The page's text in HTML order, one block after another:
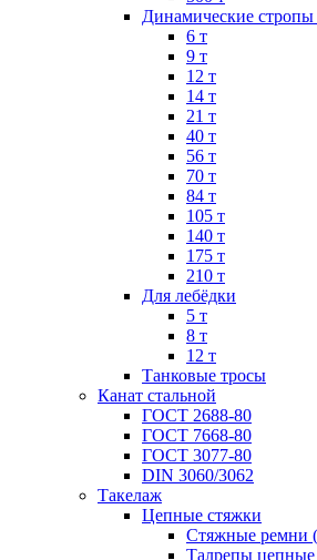
Динамические
6 т
9 т
12 т
14 т
21 т
40 т
56 т
70 т
84 т
105 т
140 т
175 т
210 т
Для лебёдки
5 т
8 т
12 т
Танковые тросы
Канат стальной
ГОСТ 2688-80
ГОСТ 7668-80
ГОСТ 3077-80
DIN 3060/3062
Такелаж
Цепные стяжки
Стяжные ремни
Талрепы цепные